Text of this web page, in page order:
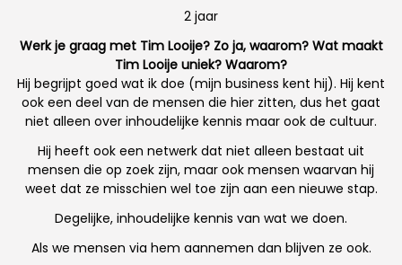
2 jaar
Werk je graag met Tim Looije? Zo ja, waarom? Wat maakt
Tim Looije uniek? Waarom?
Hij begrijpt goed wat ik doe (mijn business kent hij). Hij kent
ook een deel van de mensen die hier zitten, dus het gaat
niet alleen over inhoudelijke kennis maar ook de cultuur.
Hij heeft ook een netwerk dat niet alleen bestaat uit
mensen die op zoek zijn, maar ook mensen waarvan hij
weet dat ze misschien wel toe zijn aan een nieuwe stap.
Degelijke, inhoudelijke kennis van wat we doen.
Als we mensen via hem aannemen dan blijven ze ook.